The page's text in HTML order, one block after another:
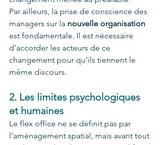
Par ailleurs, la prise de conscience des
managers sur la nouvelle organisation
est fondamentale. Il est nécessaire
d’accorder les acteurs de ce
changement pour qu’ils tiennent le
même discours.
2. Les limites psychologiques
et humaines
Le flex office ne se définit pas par
l’aménagement spatial, mais avant tout